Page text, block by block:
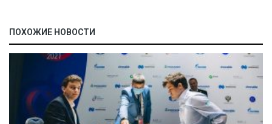
ПОХОЖИЕ НОВОСТИ